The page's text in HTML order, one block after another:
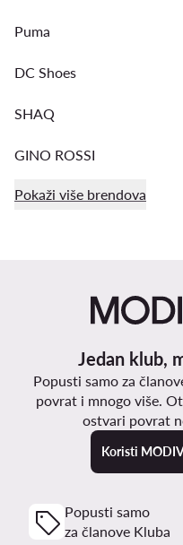
Puma
DC Shoes
SHAQ
GINO ROSSI
Pokaži više brendova
Jedan klub,
Popusti samo za
povrat i mnogo više.
ostvari povrat
Koristi
Popusti samo
za članove Kluba